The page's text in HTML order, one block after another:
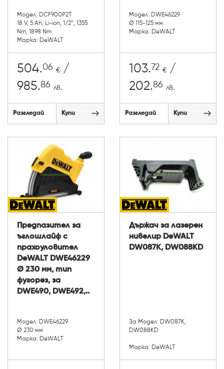
Модел: DCF900P2T
18 V, 5 Ah, Li-ion, 1/2”, 1355
Nm, 1898 Nm
Марка: DeWALT
504.06 € /
985.86 лв.
Разгледай Купи
Модел: DWE46229
Ø 115-125 мм
Марка: DeWALT
103.72 € /
202.86 лв.
Разгледай Купи
Предпазител за
ъглошлайф с
прахоуловител
DeWALT DWE46229
Ø 230 мм, тип
фугорез, за
DWE490, DWE492,..
Модел: DWE46229
Ø 230 мм
Марка: DeWALT
Държач за лазерен
нивелир DeWALT
DW087K, DW088KD
За Модел: DW087K,
DW088KD
Марка: DeWALT